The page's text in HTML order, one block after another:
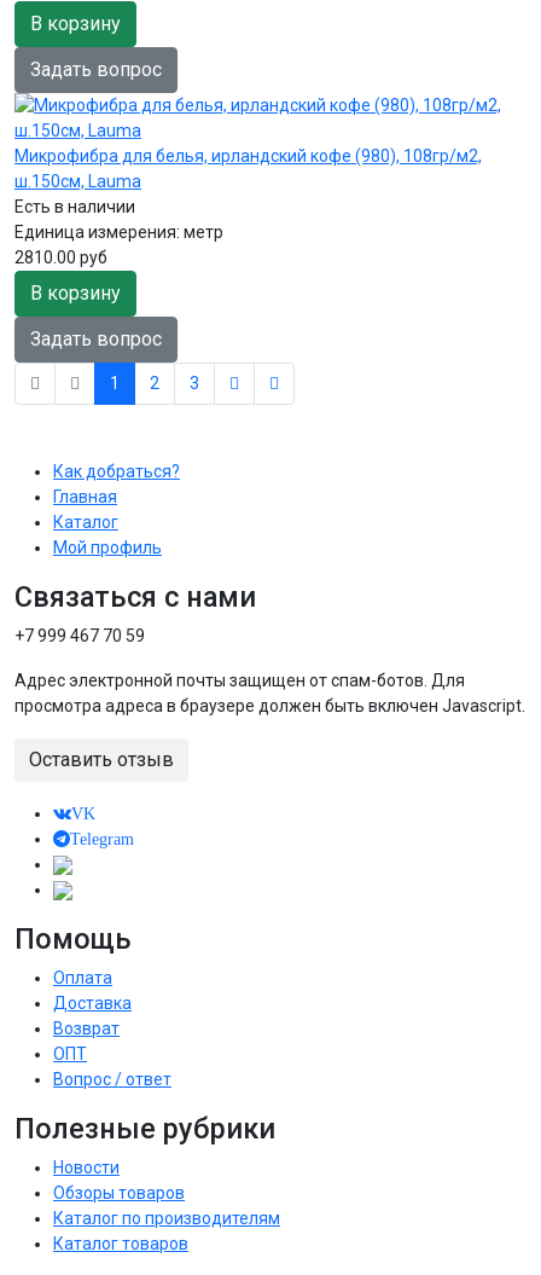
В корзину
Задать вопрос
Микрофибра для белья, ирландский кофе (980), 108гр/м2,
ш.150см, Lauma
Есть в наличии
Единица измерения: метр
2810.00 руб
В корзину
Задать вопрос
1 2 3
Как добраться?
Главная
Каталог
Мой профиль
Связаться с нами
+7 999 467 70 59
Адрес электронной почты защищен от спам-ботов. Для
просмотра адреса в браузере должен быть включен Javascript.
Оставить отзыв
VK
Telegram
Помощь
Оплата
Доставка
Возврат
ОПТ
Вопрос / ответ
Полезные рубрики
Новости
Обзоры товаров
Каталог по производителям
Каталог товаров